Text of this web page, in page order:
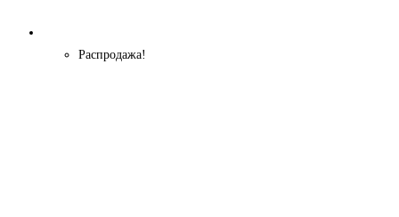
Распродажа!